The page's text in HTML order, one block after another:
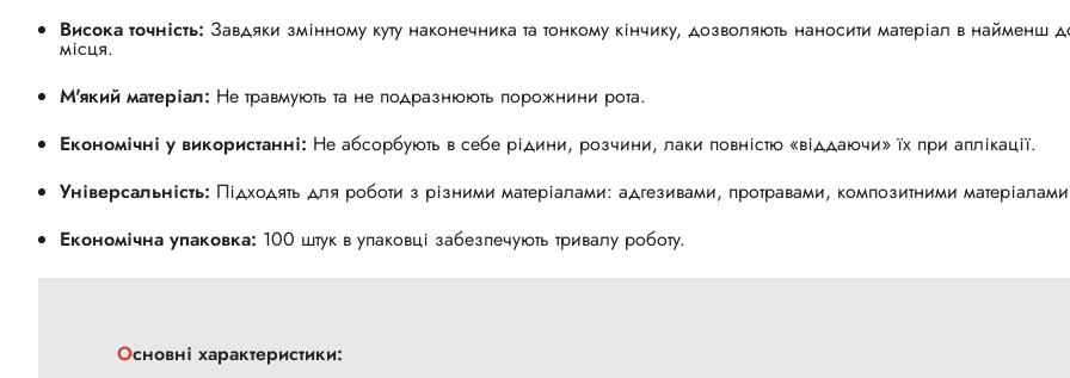
Висока точність: Завдяки змінному куту наконечника та тонкому кінчику, дозволяють наносити матеріал в найменш
місця.
М'який матеріал: Не травмують та не подразнюють порожнини рота.
Економічні у використанні: Не абсорбують в себе рідини, розчини, лаки повністю «віддаючи» їх при аплікації.
Універсальність: Підходять для роботи з різними матеріалами: адгезивами, протравами, композитними
Економічна упаковка: 100 штук в упаковці забезпечують тривалу роботу.
Основні характеристики: